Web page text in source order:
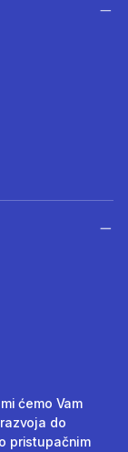
ćemo Vam
do
pristupačnim